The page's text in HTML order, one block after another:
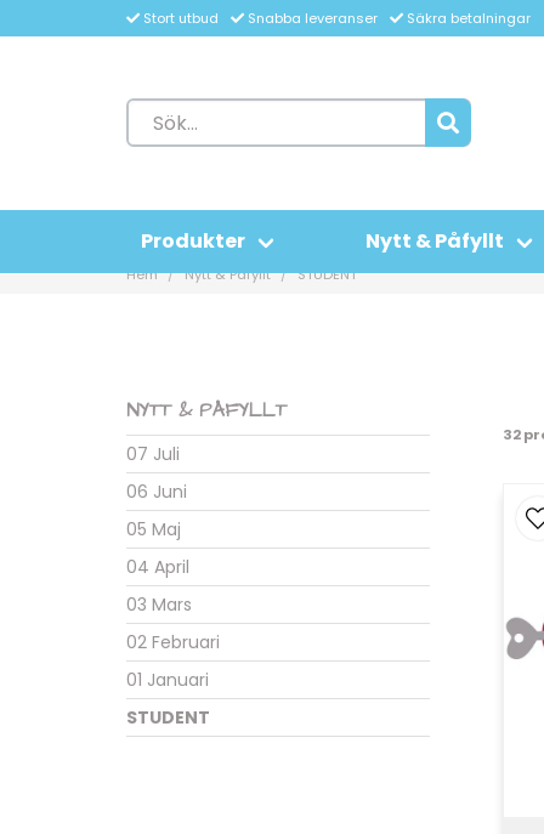
Stort utbud Snabba leveranser Säkra betalningar
Produkter Nytt & Påfyllt
Hem Nytt & Påfyllt STUDENT
NYTT & PÅFYLLT
07 Juli
06 Juni
05 Maj
04 April
03 Mars
02 Februari
01 Januari
STUDENT
32